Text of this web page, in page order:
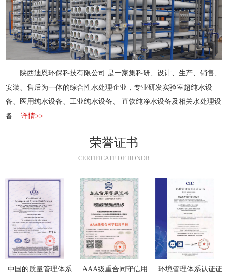
陕西迪恩环保科技有限公司 是一家集科研、设计、生产、销售、
安装、售后为一体的综合性水处理企业，专业研发实验室超纯水设
备、医用纯水设备、工业纯水设备、 直饮纯净水设备及相关水处理设
备...详情>>
荣誉证书
CERTIFICATE OF HONOR
中国的质量管理体系
AAA级重合同守信用
环境管理体系认证证